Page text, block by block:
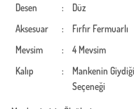
Desen
:
Düz
Aksesuar
: Fırfır Fermuarlı
Mevsim
:
4 Mevsim
Kalıp
: Mankenin
Seçeneği